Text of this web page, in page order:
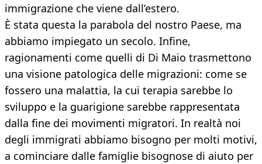
immigrazione che viene dall’estero.
È stata questa la parabola del nostro Paese, ma
abbiamo impiegato un secolo. Infine,
ragionamenti come quelli di Di Maio trasmettono
una visione patologica delle migrazioni: come se
fossero una malattia, la cui terapia sarebbe lo
sviluppo e la guarigione sarebbe rappresentata
dalla fine dei movimenti migratori. In realtà noi
degli immigrati abbiamo bisogno per molti motivi,
a cominciare dalle famiglie bisognose di aiuto per